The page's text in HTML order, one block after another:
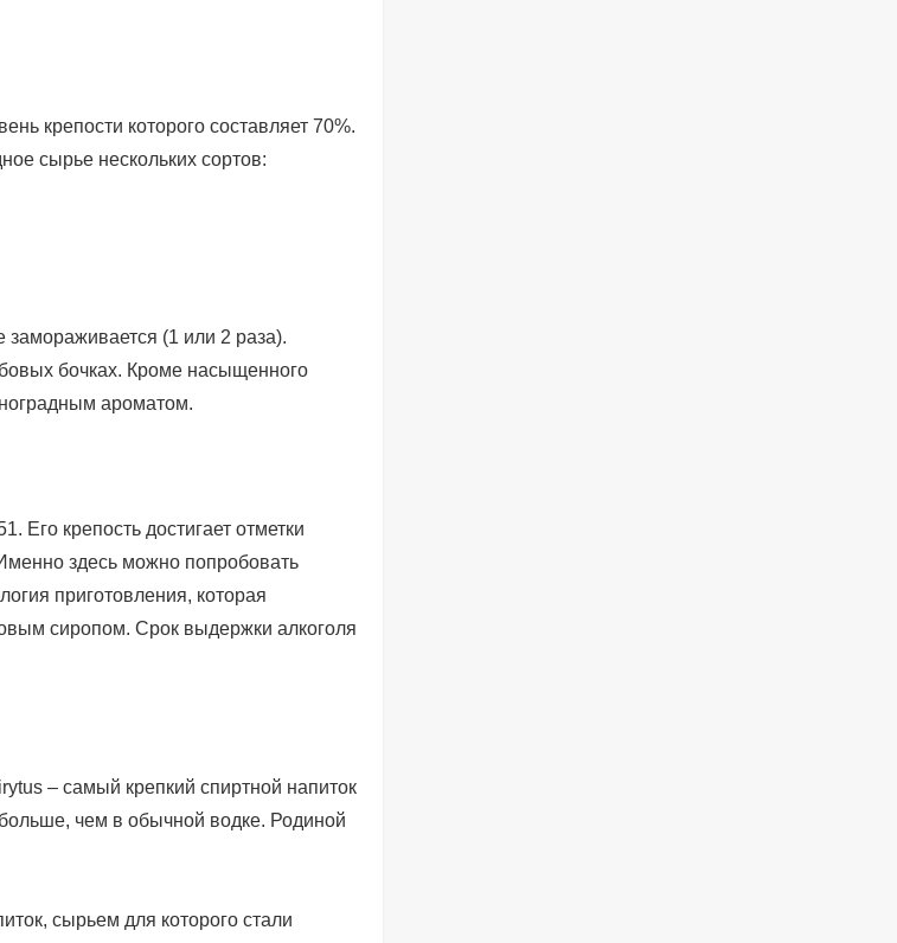
крепости которого составляет 70%.
сырье нескольких сортов:
(1 или 2 раза).
бочках. Кроме насыщенного
ароматом.
Его крепость достигает отметки
здесь можно попробовать
приготовления, которая
сиропом. Срок выдержки алкоголя
– самый крепкий спиртной напиток
чем в обычной водке. Родиной
сырьем для которого стали